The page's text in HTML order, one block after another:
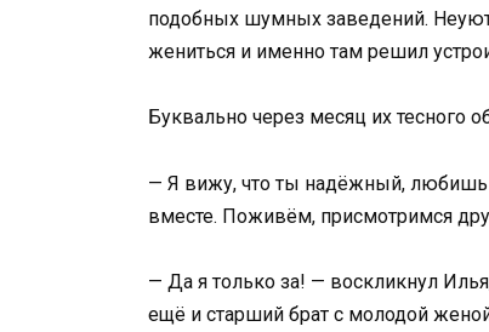
подобных шумных заведений.
жениться и именно там решил
Буквально через месяц их тесного
— Я вижу, что ты надёжный,
вместе. Поживём, присмотримся
— Да я только за! — воскликнул
ещё и старший брат с молодой